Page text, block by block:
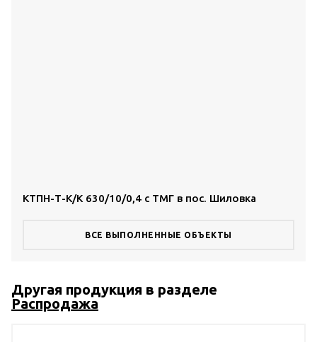
КТПН-Т-К/К 630/10/0,4 с ТМГ в пос. Шиловка
ВСЕ ВЫПОЛНЕННЫЕ ОБЪЕКТЫ
Другая продукция в разделе
Распродажа